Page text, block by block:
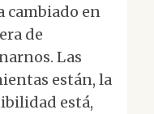
cambiado en
de
Las
están, la
está,